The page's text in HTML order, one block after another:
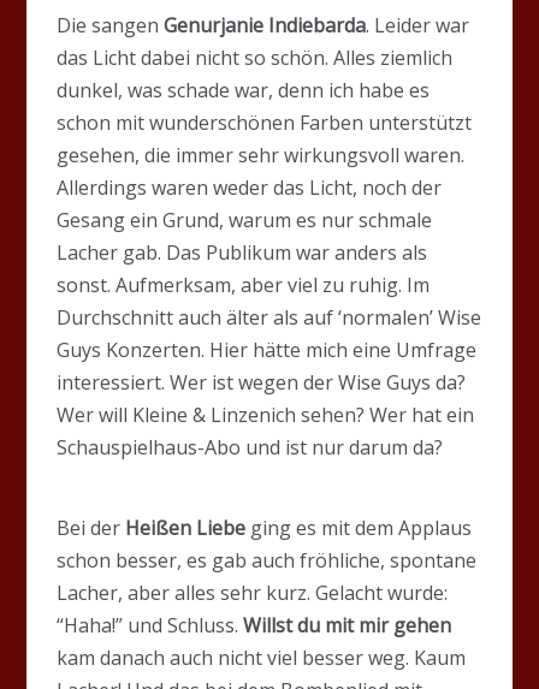
Die sangenGenurjanie Indiebarda. Leider war
das Licht dabei nicht so schön. Alles ziemlich
dunkel, was schade war, denn ich habe es
schon mit wunderschönen Farben unterstützt
gesehen, die immer sehr wirkungsvoll waren.
Allerdings waren weder das Licht, noch der
Gesang ein Grund, warum es nur schmale
Lacher gab. Das Publikum war anders als
sonst. Aufmerksam, aber viel zu ruhig. Im
Durchschnitt auch älter als auf ‘normalen’ Wise
Guys Konzerten. Hier hätte mich eine Umfrage
interessiert. Wer ist wegen der Wise Guys da?
Wer will Kleine & Linzenich sehen? Wer hat ein
Schauspielhaus-Abo und ist nur darum da?
Bei der Heißen Liebe ging es mit dem Applaus
schon besser, es gab auch fröhliche, spontane
Lacher, aber alles sehr kurz. Gelacht wurde:
“Haha!” und Schluss.Willst du mit mir gehen
kam danach auch nicht viel besser weg. Kaum